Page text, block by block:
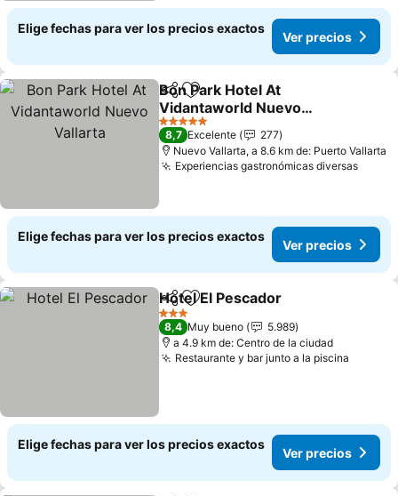
Elige fechas para ver los precios exactos
Ver precios
CompartirAgregar a favoritos
Bon Park Hotel At
Vidantaworld Nuevo
Vallarta
Ver precios
5 Estrellas
8,7 Excelente
277
Nuevo Vallarta, a 8.6 km de: Puerto Vallarta
Experiencias gastronómicas diversasVer
Elige fechas para ver los precios exactos
Ver precios
CompartirAgregar a favoritos
Hotel El Pescador
3 Estrellas
8,4 Muy bueno
5.989
a 4.9 km de: Centro de la ciudad
Restaurante y bar junto a la piscina
Elige fechas para ver los precios exactos
Ver precios